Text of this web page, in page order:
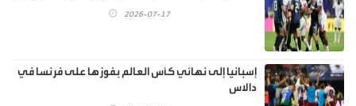
2026-07-17
إسبانيا إلى نهائي كأس العالم بفوزها على فرنسا في
دالاس